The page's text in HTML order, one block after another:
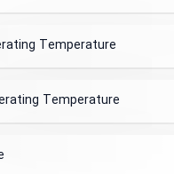
Temperature
Temperature